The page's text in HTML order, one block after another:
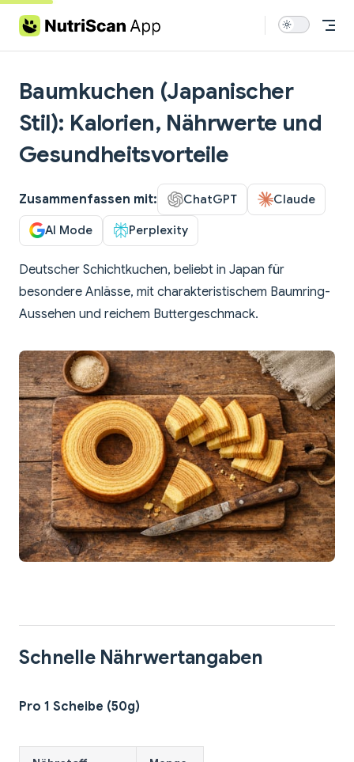
Skip to content
Baumkuchen (Japanischer
Stil): Kalorien, Nährwerte und
Gesundheitsvorteile
Zusammenfassen mit: ChatGPT Claude
AI Mode Perplexity
Deutscher Schichtkuchen, beliebt in Japan für
besondere Anlässe, mit charakteristischem Baumring-
Aussehen und reichem Buttergeschmack.
Schnelle Nährwertangaben
Pro 1 Scheibe (50g)